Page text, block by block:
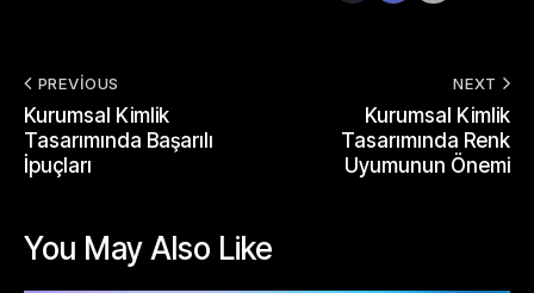
PREVIOUS
Kurumsal Kimlik
Tasarımında Başarılı
İpuçları
NEXT
Kurumsal Kimlik
Tasarımında Renk
Uyumunun Önemi
You May Also Like